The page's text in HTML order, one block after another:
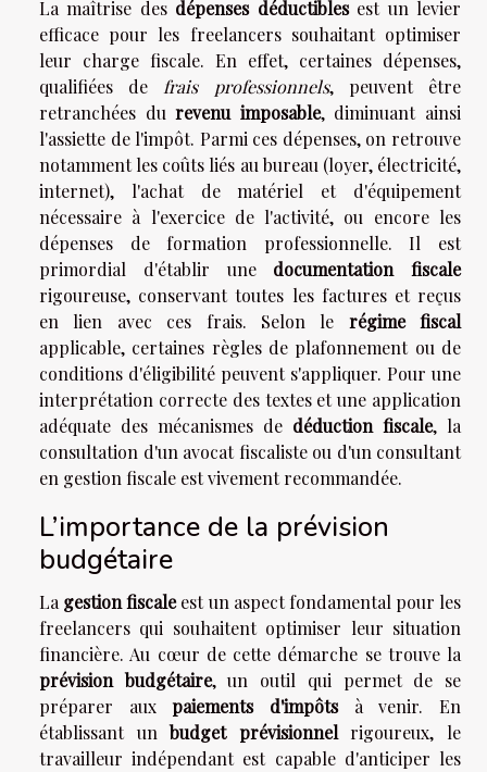
La maîtrise des dépenses déductiblesest un levier
efficace pour les freelancers souhaitant optimiser
leur charge fiscale. En effet, certaines dépenses,
qualifiées de frais professionnels, peuvent être
retranchées durevenu imposable, diminuant ainsi
l'assiette de l'impôt. Parmi ces dépenses, on retrouve
notamment les coûts liés au bureau (loyer, électricité,
internet), l'achat de matériel et d'équipement
nécessaire à l'exercice de l'activité, ou encore les
dépenses de formation professionnelle. Il est
primordial d'établir une documentation fiscale
rigoureuse, conservant toutes les factures et reçus
en lien avec ces frais. Selon le régime fiscal
applicable, certaines règles de plafonnement ou de
conditions d'éligibilité peuvent s'appliquer. Pour une
interprétation correcte des textes et une application
adéquate des mécanismes de déduction fiscale, la
consultation d'un avocat fiscaliste ou d'un consultant
en gestion fiscale est vivement recommandée.
L’importance de la prévision
budgétaire
Lagestion fiscaleest un aspect fondamental pour les
freelancers qui souhaitent optimiser leur situation
financière. Au cœur de cette démarche se trouve la
prévision budgétaire, un outil qui permet de se
préparer auxpaiements d'impôtsà venir. En
établissant unbudget prévisionnelrigoureux, le
travailleur indépendant est capable d'anticiper les